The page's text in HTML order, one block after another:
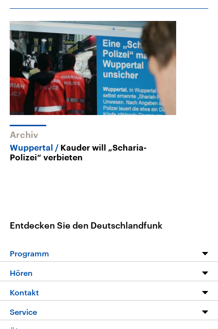
Archiv
Wuppertal
Kauder will „Scharia-
Polizei“ verbieten
Entdecken Sie den Deutschlandfunk
Programm
Programm
Die Nachrichten
Nachrichtenleicht
Hören
Livestream
Podcasts
Kontakt
Hörerservice
Service